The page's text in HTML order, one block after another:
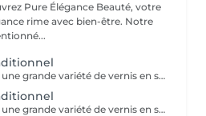
Pure Élégance Beauté, votre
rime avec bien-être. Notre
Comme nous n'avons pas une grande variété de vernis en stock, nous vous proposons de ramenez votre vernis à ongles à vous.
Comme nous n'avons pas une grande variété de vernis en stock, nous vous proposons de ramenez votre vernis à ongles à vous.